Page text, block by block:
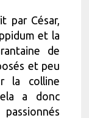
par César,
et la
de
et peu
la colline
a donc